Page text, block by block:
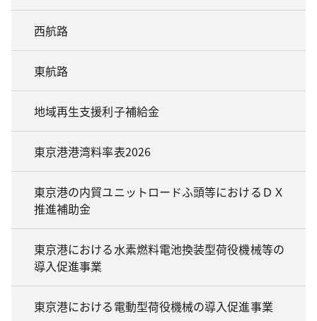
西航路
東航路
地域再生支援利子補給金
東京港港湾料率表2026
東京港の内貿ユニットロードふ頭等におけるＤＸ
推進補助金
東京港における水素燃料電池換装型荷役機械等の
導入促進事業
東京港における電動型荷役機械の導入促進事業